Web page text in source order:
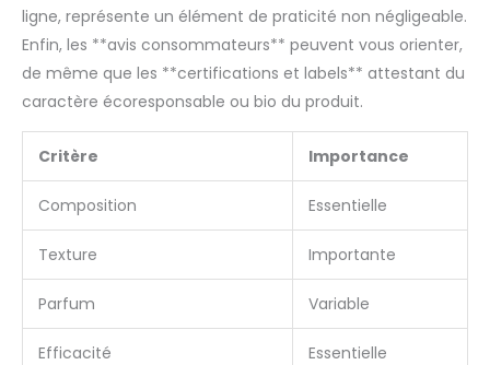
ligne, représente un élément de praticité non négligeable.
Enfin, les **avis consommateurs** peuvent vous orienter,
de même que les **certifications et labels** attestant du
caractère écoresponsable ou bio du produit.
Critère Importance
Composition Essentielle
Texture Importante
Parfum Variable
Efficacité Essentielle